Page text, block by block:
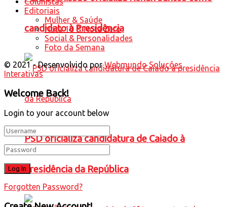
candidato à Presidência
PSD oficializa candidatura de Caiado à
presidência da República
Editoriais
Mulher & Saúde
Nota 10 & Nota Zero
Social & Personalidades
Foto da Semana
© 2021 - Desenvolvido porWebmundo Soluções
Interativas
Welcome Back!
Login to your account below
Forgotten Password?